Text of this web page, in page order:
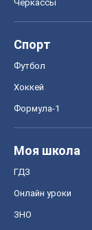
Черкассы
Спорт
Футбол
Хоккей
Формула-1
Моя школа
ГДЗ
Онлайн уроки
ЗНО